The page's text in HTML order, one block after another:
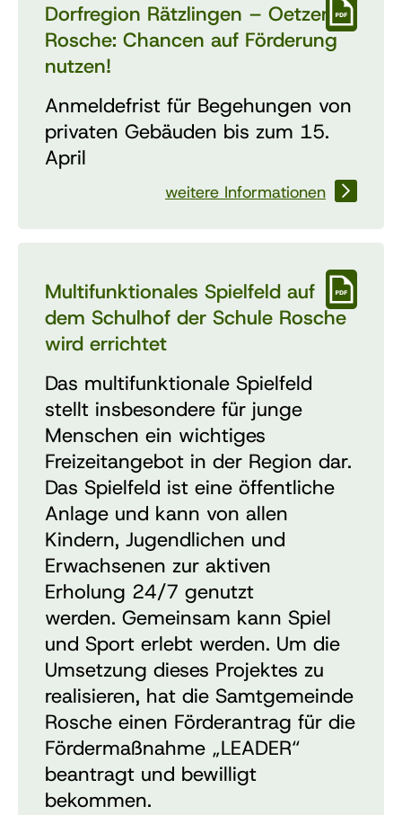
Dorfregion Rätzlingen – Oetzen –
Rosche: Chancen auf Förderung
nutzen!
Anmeldefrist für Begehungen von
privaten Gebäuden bis zum 15.
April
weitere Informationen
Multifunktionales Spielfeld auf
dem Schulhof der Schule Rosche
wird errichtet
Das multifunktionale Spielfeld
stellt insbesondere für junge
Menschen ein wichtiges
Freizeitangebot in der Region dar.
Das Spielfeld ist eine öffentliche
Anlage und kann von allen
Kindern, Jugendlichen und
Erwachsenen zur aktiven
Erholung 24/7 genutzt
werden. Gemeinsam kann Spiel
und Sport erlebt werden. Um die
Umsetzung dieses Projektes zu
realisieren, hat die Samtgemeinde
Rosche einen Förderantrag für die
Fördermaßnahme „LEADER“
beantragt und bewilligt
bekommen.